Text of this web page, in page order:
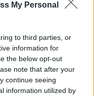
My Personal
to third parties, or
information for
the below opt-out
note that after your
continue seeing
information utilized by